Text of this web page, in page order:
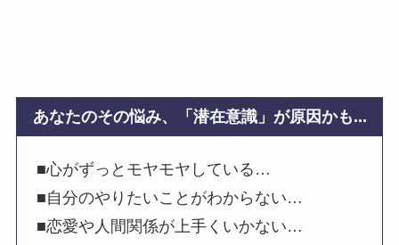
あなたのその悩み、「潜在意識」が原因かも...
■心がずっとモヤモヤしている…
■自分のやりたいことがわからない…
■恋愛や人間関係が上手くいかない…